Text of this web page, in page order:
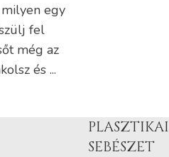
egy
fel
még az
és ...
PLASZTIKAI
SEBÉSZET